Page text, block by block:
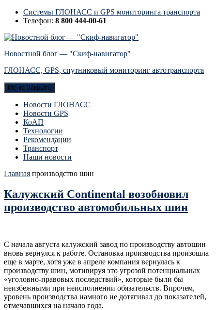
Системы ГЛОНАСС и GPS мониторинга транспорта
Телефон: 8 800 444-00-61
Новостной блог — "Скиф-навигатор"
ГЛОНАСС, GPS, спутниковый мониторинг автотранспорта
Меню Закрыть
Новости ГЛОНАСС
Новости GPS
КоАП
Технологии
Рекомендации
Транспорт
Наши новости
Главная производство шин
Калужский Continental возобновил
производство автомобильных шин
С начала августа калужский завод по производству автошин
вновь вернулся к работе. Остановка производства произошла
еще в марте, хотя уже в апреле компания вернулась к
производству шин, мотивируя это угрозой потенциальных
«уголовно-правовых последствий», которые были бы
неизбежными при неисполнении обязательств. Впрочем,
уровень производства намного не дотягивал до показателей,
отмечавшихся на начало года.